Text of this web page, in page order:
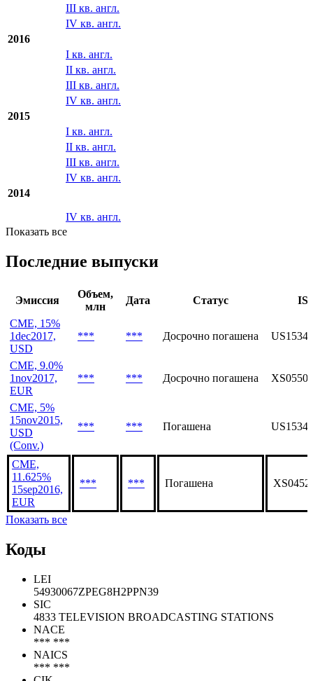
III кв. англ.
IV кв. англ.
2016
I кв. англ.
II кв. англ.
III кв. англ.
IV кв. англ.
2015
I кв. англ.
II кв. англ.
III кв. англ.
IV кв. англ.
2014
IV кв. англ.
Показать все
Последние выпуски
Эмиссия
Объем,
млн
Дата Статус
CME, 15%
1dec2017,
USD
*** *** Досрочно погашена
CME, 9.0%
1nov2017,
EUR
*** *** Досрочно погашена
CME, 5%
15nov2015,
USD
(Conv.)
*** *** Погашена
CME,
11.625%
15sep2016,
EUR
*** *** Погашена
Показать все
Коды
LEI
54930067ZPEG8H2PPN39
SIC
4833 TELEVISION BROADCASTING STATIONS
NACE
*** ***
NAICS
*** ***